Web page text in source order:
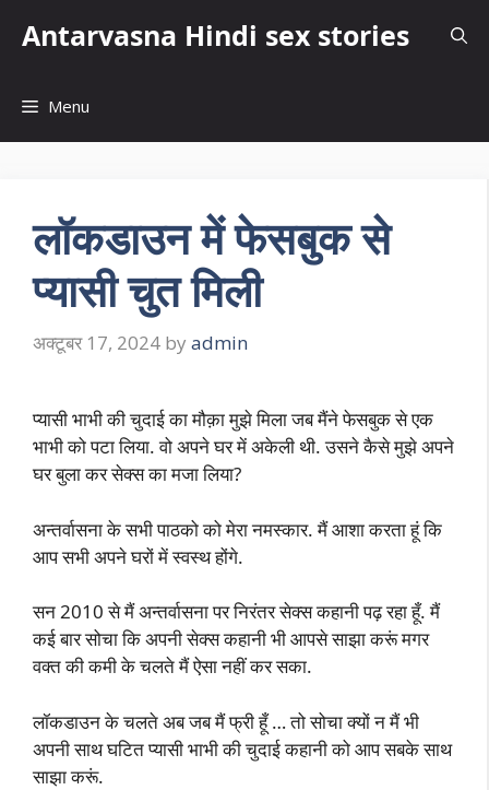
Antarvasna Hindi sex stories
Menu
लॉकडाउन में फेसबुक से
प्यासी चुत मिली
अक्टूबर 17, 2024 by admin
प्यासी भाभी की चुदाई का मौक़ा मुझे मिला जब मैंने फेसबुक से एक
भाभी को पटा लिया. वो अपने घर में अकेली थी. उसने कैसे मुझे अपने
घर बुला कर सेक्स का मजा लिया?
अन्तर्वासना के सभी पाठको को मेरा नमस्कार. मैं आशा करता हूं कि
आप सभी अपने घरों में स्वस्थ होंगे.
सन 2010 से मैं अन्तर्वासना पर निरंतर सेक्स कहानी पढ़ रहा हूँ. मैं
कई बार सोचा कि अपनी सेक्स कहानी भी आपसे साझा करूं मगर
वक्त की कमी के चलते मैं ऐसा नहीं कर सका.
लॉकडाउन के चलते अब जब मैं फ्री हूँ … तो सोचा क्यों न मैं भी
अपनी साथ घटित प्यासी भाभी की चुदाई कहानी को आप सबके साथ
साझा करूं.